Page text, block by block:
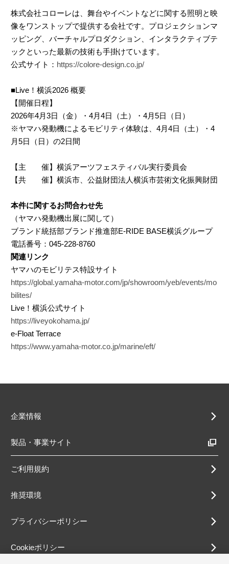
株式会社コローレは、舞台やイベントなどに関する照明と映
像をワンストップで提供する会社です。プロジェクションマ
ッピング、バーチャルプロダクション、インタラクティブテ
ックといった最新の技術も手掛けています。
公式サイト： https://colore-design.co.jp/
■Live！横浜2026 概要
【開催日程】
2026年4月3日（金）・4月4日（土）・4月5日（日）
※ヤマハ発動機によるモビリティ体験は、4月4日（土）・4
月5日（日）の2日間
【主 催】横浜アーツフェスティバル実行委員会
【共 催】横浜市、公益財団法人横浜市芸術文化振興財団
本件に関するお問合わせ先
（ヤマハ発動機出展に関して）
ブランド統括部ブランド推進部E-RIDE BASE横浜グループ
電話番号：045-228-8760
関連リンク
ヤマハのモビリテス特設サイト
https://global.yamaha-motor.com/jp/showroom/yeb/events/mo
bilites/
Live！横浜公式サイト
https://liveyokohama.jp/
e-Float Terrace
https://www.yamaha-motor.co.jp/marine/eft/
企業情報
製品・事業サイト
ご利用規約
推奨環境
プライバシーポリシー
Cookieポリシー